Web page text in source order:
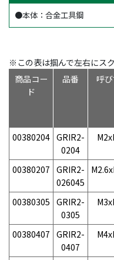
●本体：合金工具鋼
※この表は掴んで左右にス
商品コー
ド
品番 呼
00380204 GRIR2-
0204
00380207 GRIR2-
026045
00380305 GRIR2-
0305
00380407 GRIR2-
0407